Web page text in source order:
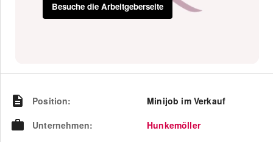
Besuche die Arbeitgeberseite
Position:
Minijob im Verkauf
Unternehmen:
Hunkemöller